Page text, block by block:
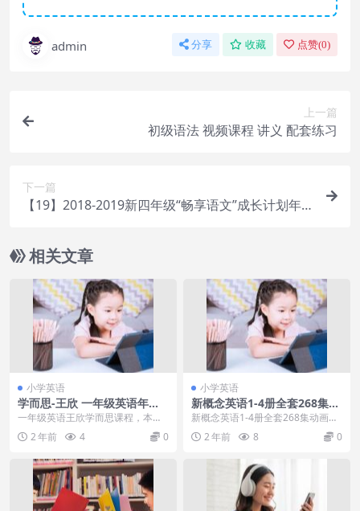
admin 分享 收藏 点赞(0)
上一篇
初级语法 视频课程 讲义 配套练习
下一篇
【19】2018-2019新四年级“畅享语文”成长计划年
相关文章
小学英语
学而思-王欣 一年级英语年卡
班 乐学英语一级
一年级英语王欣学而思课程，本课
程共4.92G，VIP会员可通过百度网
盘转存下载或...
2 年前 4 0
小学英语
新概念英语1-4册全套268集动
画视频
新概念英语1-4册全套268集动画视
频新概念英语共有四册，第一册适
合小学生、基础...
2 年前 8 0